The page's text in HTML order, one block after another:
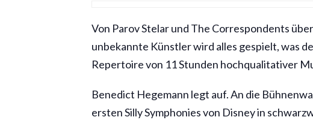
Von Parov Stelar und The Correspondents
unbekannte Künstler wird alles gespielt, was
Repertoire von 11 Stunden hochqualitativer
Benedict Hegemann legt auf. An die
ersten Silly Symphonies von Disney in